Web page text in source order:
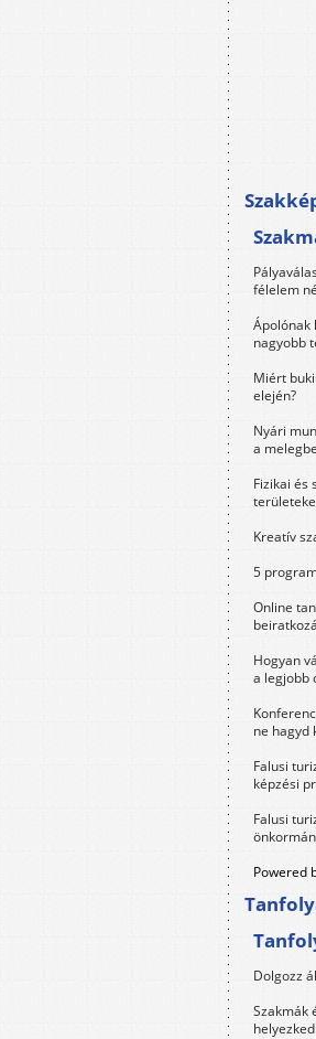
félelem
Ápolónak
nagyobb
Miért
elején?
Nyári
a
Fizikai és
Kreatív
5
Online
Hogyan
a legjobb
ne hagyd
Falusi
képzési
Falusi
Powered
Dolgozz
Szakmák